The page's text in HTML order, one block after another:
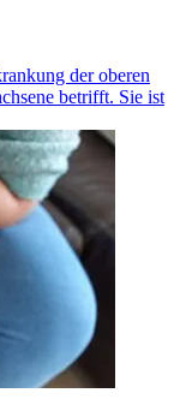
der oberen
betrifft. Sie ist